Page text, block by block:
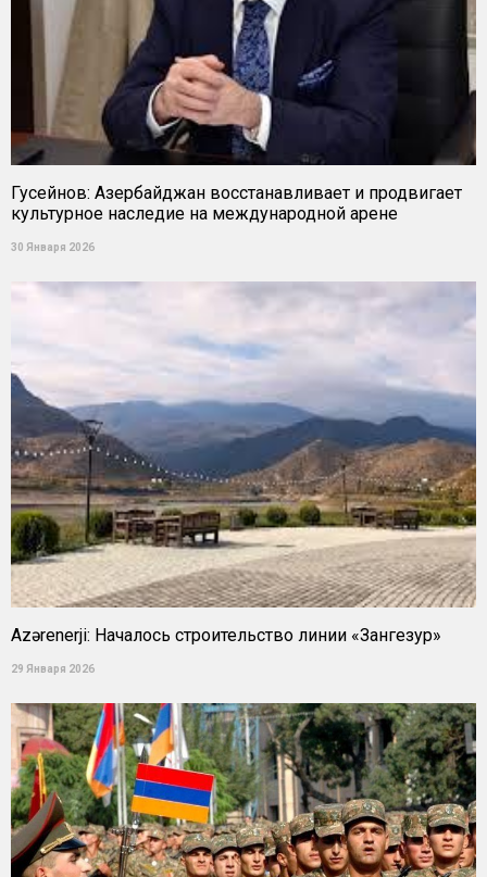
Гусейнов: Азербайджан восстанавливает и продвигает
культурное наследие на международной арене
30 Января 2026
Azərenerji: Началось строительство линии «Зангезур»
29 Января 2026